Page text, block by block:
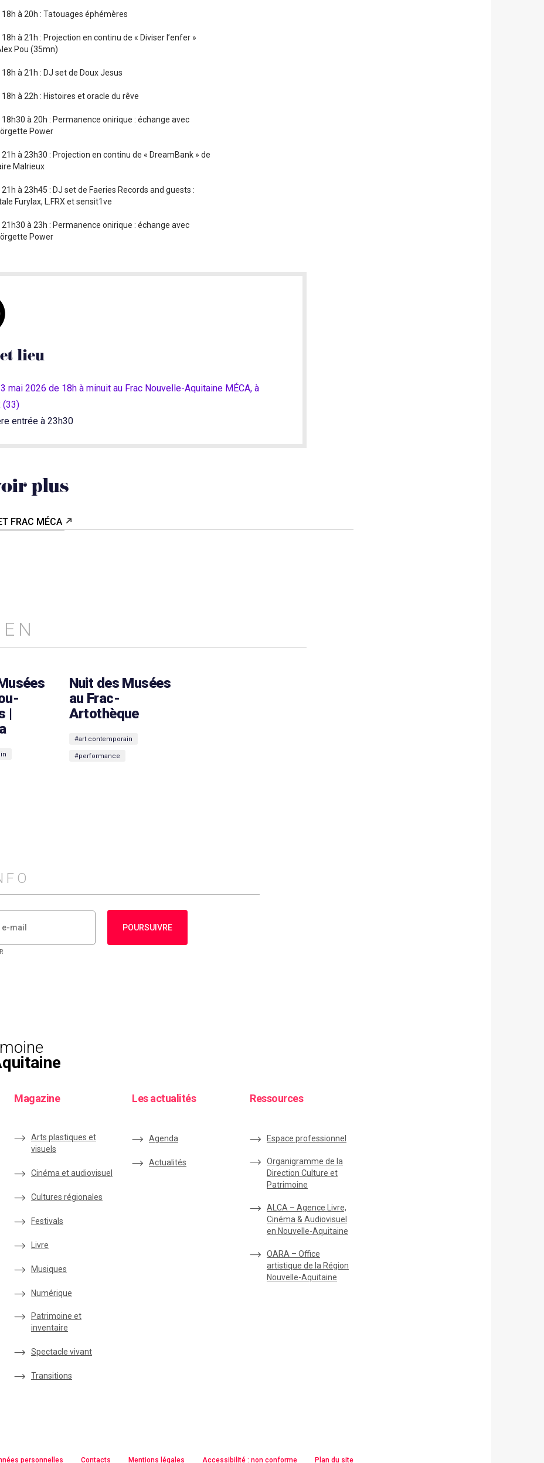
18h à 20h : Tatouages éphémères
18h à 21h : Projection en continu de « Diviser l’enfer »
Pou (35mn)
18h à 21h : DJ set de Doux Jesus
18h à 22h : Histoires et oracle du rêve
18h30 à 20h : Permanence onirique : échange avec
Power
21h à 23h30 : Projection en continu de « DreamBank » de
Malrieux
21h à 23h45 : DJ set de Faeries Records and guests :
Furylax, L.FRX et sensit1ve
21h30 à 23h : Permanence onirique : échange avec
Power
lieu
mai 2026 de 18h à minuit au Frac Nouvelle-Aquitaine MÉCA, à
(33)
entrée à 23h30
plus
FRAC MÉCA
|
Nuit des Musées
au Frac-
Artothèque
#art contemporain
#performance
POURSUIVRE
Magazine
Arts plastiques et
visuels
Cinéma et audiovisuel
Cultures régionales
Festivals
Livre
Musiques
Numérique
Patrimoine et
inventaire
Spectacle vivant
Transitions
Les actualités
Agenda
Actualités
Ressources
Espace professionnel
Organigramme de la
Direction Culture et
Patrimoine
ALCA – Agence Livre,
Cinéma & Audiovisuel
en Nouvelle-Aquitaine
OARA – Office
artistique de la Région
Nouvelle-Aquitaine
personnelles Contacts Mentions légales Accessibilité : non conforme Plan du site